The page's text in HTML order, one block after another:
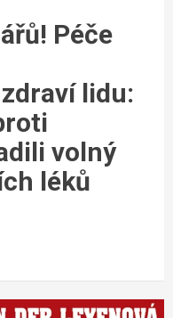
Péče
lidu:
volný
léků